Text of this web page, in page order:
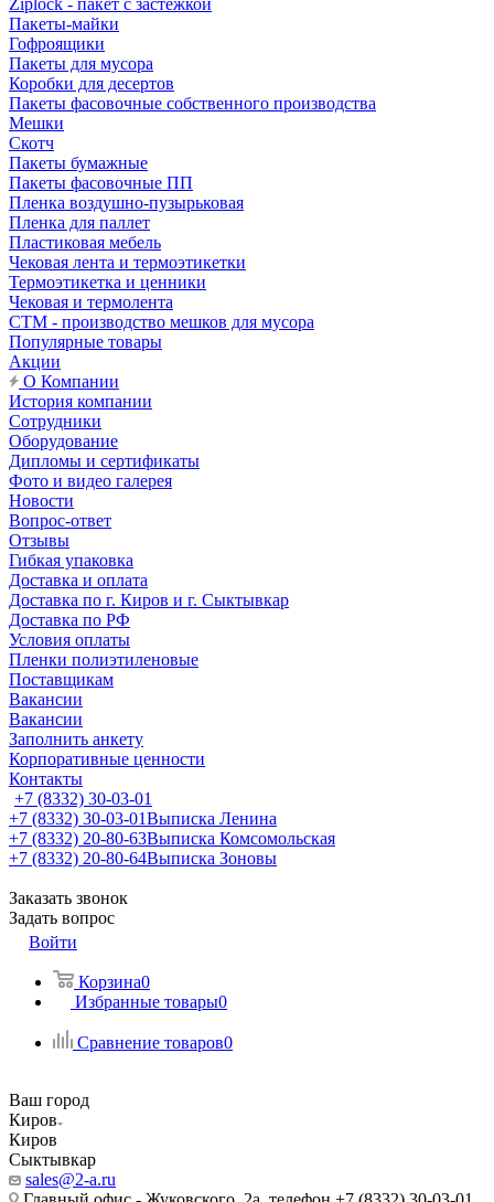
Ziplock - пакет с застежкой
Пакеты-майки
Гофроящики
Пакеты для мусора
Коробки для десертов
Пакеты фасовочные собственного производства
Мешки
Скотч
Пакеты бумажные
Пакеты фасовочные ПП
Пленка воздушно-пузырьковая
Пленка для паллет
Пластиковая мебель
Чековая лента и термоэтикетки
Термоэтикетка и ценники
Чековая и термолента
СТМ - производство мешков для мусора
Популярные товары
Акции
О Компании
История компании
Сотрудники
Оборудование
Дипломы и сертификаты
Фото и видео галерея
Новости
Вопрос-ответ
Отзывы
Гибкая упаковка
Доставка и оплата
Доставка по г. Киров и г. Сыктывкар
Доставка по РФ
Условия оплаты
Пленки полиэтиленовые
Поставщикам
Вакансии
Вакансии
Заполнить анкету
Корпоративные ценности
Контакты
+7 (8332) 30-03-01
+7 (8332) 30-03-01Выписка Ленина
+7 (8332) 20-80-63Выписка Комсомольская
+7 (8332) 20-80-64Выписка Зоновы
Заказать звонок
Задать вопрос
Войти
Корзина0
Избранные товары0
Сравнение товаров0
Ваш город
Киров
Киров
Сыктывкар
sales@2-a.ru